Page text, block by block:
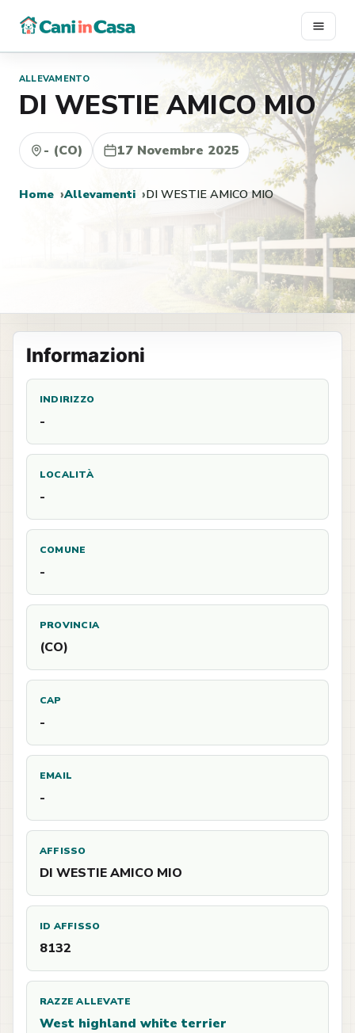
contenuto
ALLEVAMENTO
DI WESTIE AMICO MIO
- (CO) 17 Novembre 2025
Home Allevamenti DI WESTIE AMICO MIO
Informazioni
INDIRIZZO
-
LOCALITÀ
-
COMUNE
-
PROVINCIA
(CO)
CAP
-
EMAIL
-
AFFISSO
DI WESTIE AMICO MIO
ID AFFISSO
8132
RAZZE ALLEVATE
West highland white terrier